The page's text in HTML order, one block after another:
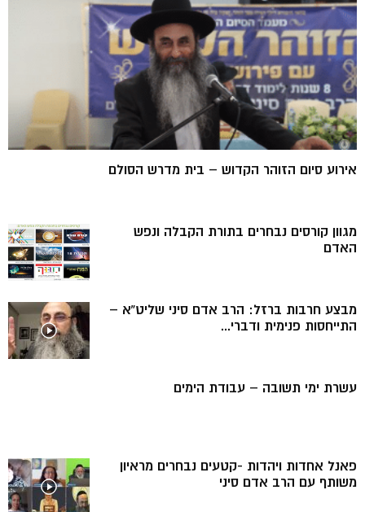
אירוע סיום הזוהר הקדוש – בית מדרש הסולם
מגוון קורסים נבחרים בתורת הקבלה ונפש
האדם
מבצע חרבות ברזל: הרב אדם סיני שליט”א –
התייחסות פנימית ודברי...
עשרת ימי תשובה – עבודת הימים
פאנל אחדות ויהדות -קטעים נבחרים מראיון
משותף עם הרב אדם סיני